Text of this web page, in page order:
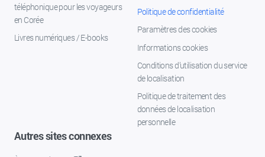
téléphonique pour les voyageurs
en Corée
Livres numériques / E-books
Politique de confidentialité
Paramètres des cookies
Informations cookies
Conditions d’utilisation du service
de localisation
Politique de traitement des
données de localisation
personnelle
Autres sites connexes